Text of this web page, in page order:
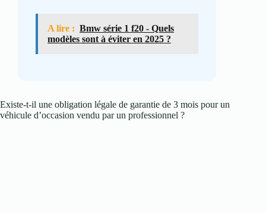
A lire : Bmw série 1 f20 - Quels
modèles sont à éviter en 2025 ?
Existe‑t‑il une obligation légale de garantie de 3 mois pour un
véhicule d’occasion vendu par un professionnel ?